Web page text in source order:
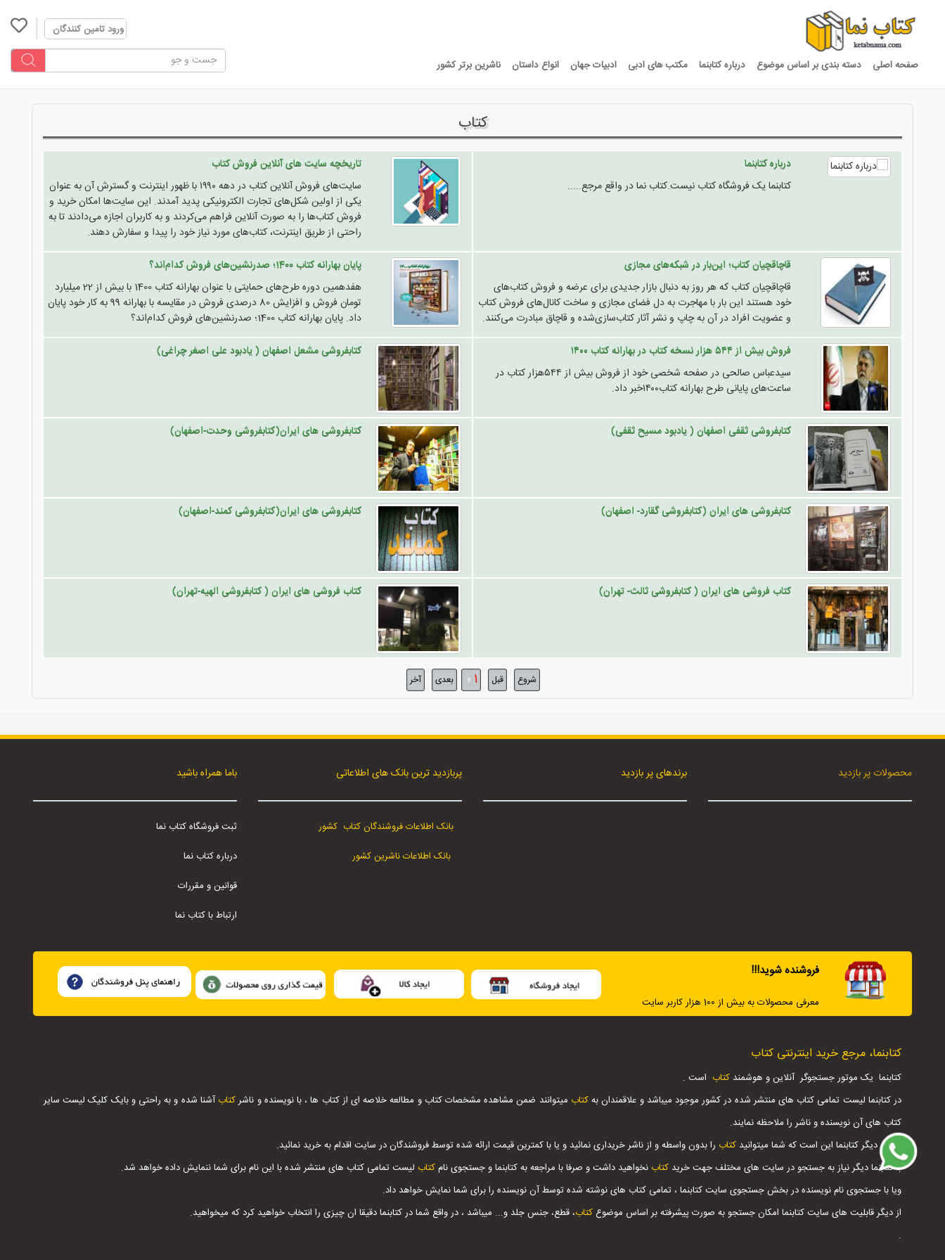
ورود تامین کنندگان
صفحه اصلی دسته بندی بر اساس موضوع درباره کتابنما مکتب های ادبی ادبیات جهان انواع داستان ناشرین برتر کشور
کتاب
درباره کتابنما
کتابنما یک فروشگاه کتاب نیست.کتاب نما در واقع مرجع.....
تاریخچه سایت های آنلاین فروش کتاب
سایت‌های فروش آنلاین کتاب در دهه ۱۹۹۰ با ظهور اینترنت و گسترش آن به عنوان
یکی از اولین شکل‌های تجارت الکترونیکی پدید آمدند. این سایت‌ها امکان خرید و
فروش کتاب‌ها را به صورت آنلاین فراهم می‌کردند و به کاربران اجازه می‌دادند تا به
راحتی از طریق اینترنت، کتاب‌های مورد نیاز خود را پیدا و سفارش دهند.
قاچاقچیان کتاب؛ این‌بار در شبکه‌های مجازی
قاچاقچیان کتاب که هر روز به دنبال بازار جدیدی برای عرضه و فروش کتاب‌های
خود هستند این بار با مهاجرت به دل فضای مجازی و ساخت کانال‌های فروش کتاب
و عضویت افراد در آن به چاپ و نشر آثار کتاب‌سازی‌شده و قاچاق مبادرت می‌کنند.
پایان بهارانه کتاب 1400؛ صدرنشین‌های فروش کدام‌اند؟
هفدهمین دوره طرح‌های حمایتی با عنوان بهارانه کتاب 1400 با بیش از 22 میلیارد
تومان فروش و افزایش 80 درصدی فروش در مقایسه با بهارانه 99 به کار خود پایان
داد. پایان بهارانه کتاب 1400؛ صدرنشین‌های فروش کدام‌اند؟
فروش بیش از ۵۴۴ هزار نسخه کتاب در بهارانه کتاب ١٤٠۰
سیدعباس صالحی در صفحه شخصی خود از فروش بیش از ۵۴۴هزار کتاب در
ساعت‌های پایانی طرح بهارانه کتاب۱۴۰۰خبر داد.
کتابفروشی مشعل اصفهان ( یادبود علی اصغر چراغی)
کتابفروشی ثقفی اصفهان ( یادبود مسیح ثقفی) کتابفروشی های ایران(کتابفروشی وحدت-اصفهان)
کتابفروشی های ایران (کتابفروشی گقارد- اصفهان) کتابفروشی های ایران(کتابفروشی کمند-اصفهان)
کتاب فروشی های ایران ( کتابفروشی ثالث- تهران) کتاب فروشی های ایران ( کتابفروشی الهیه-تهران)
شروع قبل 1
2 بعدی آخر
محصولات پر بازدید برندهای پر بازدید پربازدید ترین بانک های اطلاعاتی
بانک اطلاعات فروشندگان کتاب کشور
بانک اطلاعات ناشرین کشور
باما همراه باشید
ثبت فروشگاه کتاب نما
درباره کتاب نما
قوانین و مقررات
ارتباط با کتاب نما
فروشنده شوید!!!
معرفی محصولات به بیش از 100 هزار کاربر سایت
کتابنما، مرجع خرید اینترنتی کتاب
کتابنما یک موتور جستجوگر آنلاین و هوشمند کتاب است .
در کتابنما لیست تمامی کتاب های منتشر شده در کشور موجود میباشد و علاقمندان بهکتاب میتوانند ضمن مشاهده مشخصات کتاب و مطالعه خلاصه ای از کتاب ها ، با نویسنده و ناشرکتابآشنا شده و به راحتی و بایک کلیک لیست سایر
کتاب های آن نویسنده و ناشر را ملاحظه نمایند.
مزیت دیگر کتابنما این است که شما میتوانید کتاب را بدون واسطه و از ناشر خریداری نمائید و یا با کمترین قیمت ارائه شده توسط فروشندگان در سایت اقدام به خرید نمائید.
با کتابنما دیگر نیاز به جستجو در سایت های مختلف جهت خرید کتاب نخواهید داشت و صرفا با مراجعه به کتابنما و جستجوی نامکتاب لیست تمامی کتاب های منتشر شده با این نام برای شما ننمایش داده خواهد شد.
ویا با جستجوی نام نویسنده در بخش جستجوی سایت کتابنما ، تمامی کتاب های نوشته شده توسط آن نویسنده را برای شما نمایش خواهد داد.
از دیگر قابلیت های سایت کتابنما امکان جستجو به صورت پیشرفته بر اساس موضوع کتاب، قطع، جنس جلد و... میباشد ، در واقع شما در کتابنما دقیقا ان چیزی را انتخاب خواهید کرد که میخواهید.
.